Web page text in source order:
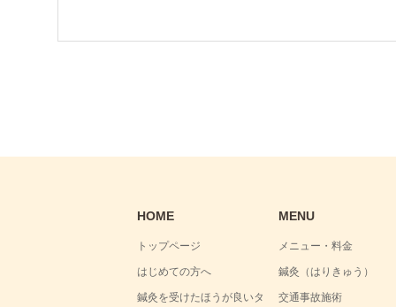
HOME
トップページ
はじめての方へ
鍼灸を受けたほうが良いタ
MENU
メニュー・料金
鍼灸（はりきゅう）
交通事故施術